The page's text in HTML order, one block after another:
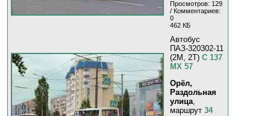
Просмотров: 129
/ Комментариев:
0
462 КБ
Автобус
ПАЗ-320302-11
(2M, 2T) С 137
МХ 57
Орёл,
Раздольная
улица,
маршрут 34